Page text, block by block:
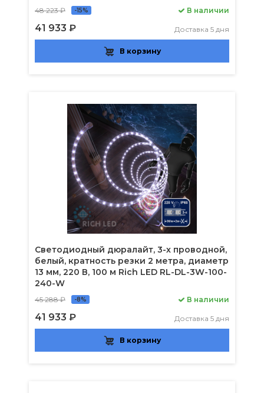
48 223 ₽ -15%
41 933 ₽
В наличии
Доставка 5 дня
В корзину
Светодиодный дюралайт, 3-х проводной,
белый, кратность резки 2 метра, диаметр
13 мм, 220 В, 100 м Rich LED RL-DL-3W-100-
240-W
45 288 ₽ -8%
41 933 ₽
В наличии
Доставка 5 дня
В корзину